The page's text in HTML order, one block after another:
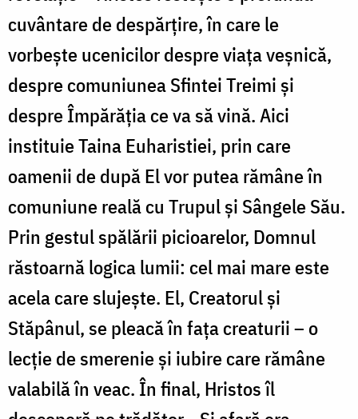
cuvântare de despărțire, în care le
vorbește ucenicilor despre viața veșnică,
despre comuniunea Sfintei Treimi și
despre Împărăția ce va să vină. Aici
instituie Taina Euharistiei, prin care
oamenii de după El vor putea rămâne în
comuniune reală cu Trupul și Sângele Său.
Prin gestul spălării picioarelor, Domnul
răstoarnă logica lumii: cel mai mare este
acela care slujește. El, Creatorul și
Stăpânul, se pleacă în fața creaturii – o
lecție de smerenie și iubire care rămâne
valabilă în veac. În final, Hristos îl